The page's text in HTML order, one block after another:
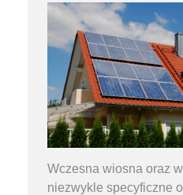
Wczesna wiosna oraz
niezwykle specyficzne